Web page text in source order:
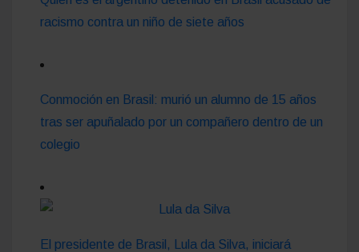
racismo contra un niño de siete años
Conmoción en Brasil: murió un alumno de 15 años
tras ser apuñalado por un compañero dentro de un
colegio
El presidente de Brasil, Lula da Silva, iniciará